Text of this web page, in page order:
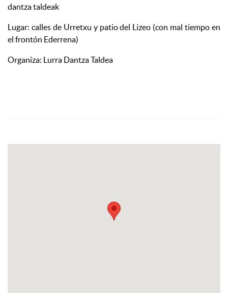
dantza taldeak
Lugar: calles de Urretxu y patio del Lizeo (con mal tiempo en
el frontón Ederrena)
Organiza: Lurra Dantza Taldea